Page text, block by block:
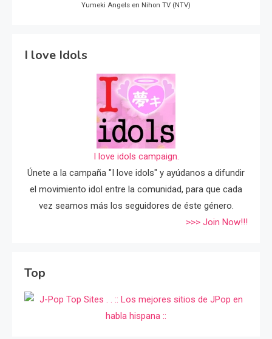
Yumeki Angels en Nihon TV (NTV)
I love Idols
I love idols campaign.
Únete a la campaña "I love idols" y ayúdanos a difundir
el movimiento idol entre la comunidad, para que cada
vez seamos más los seguidores de éste género.
>>> Join Now!!!
Top